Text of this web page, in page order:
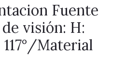
Fuente
visión: H:
117°/Material